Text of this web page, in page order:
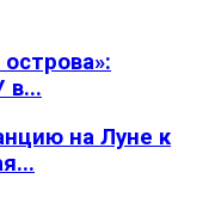
в...
на Луне к